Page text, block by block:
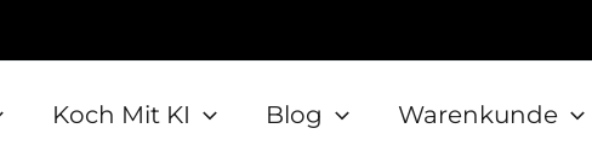
Koch Mit KI Blog Warenkunde